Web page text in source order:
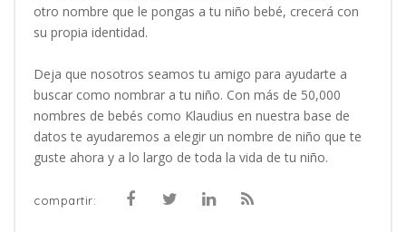
otro nombre que le pongas a tu niño bebé, crecerá con
su propia identidad.
Deja que nosotros seamos tu amigo para ayudarte a
buscar como nombrar a tu niño. Con más de 50,000
nombres de bebés como Klaudius en nuestra base de
datos te ayudaremos a elegir un nombre de niño que te
guste ahora y a lo largo de toda la vida de tu niño.
compartir: